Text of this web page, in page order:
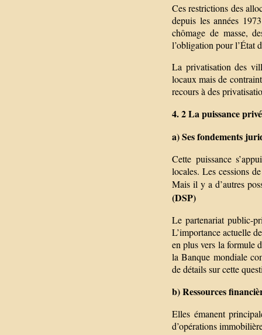
Ces restrictions des
depuis les années
chômage de masse,
l’obligation pour l’État
La privatisation des
locaux mais de
recours à des
4. 2 La puissance
a) Ses fondements
Cette puissance
locales. Les cessions
Mais il y a d’autres
(DSP)
Le partenariat public-
L’importance actuelle
en plus vers la formule
la Banque mondiale
de détails sur cette
b) Ressources
Elles émanent
d’opérations